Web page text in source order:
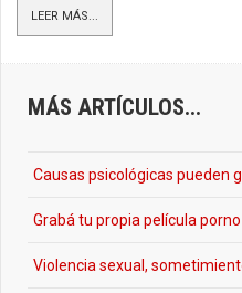
LEER MÁS...
MÁS ARTÍCULOS...
Causas psicológicas pueden
Grabá tu propia película porno
Violencia sexual,